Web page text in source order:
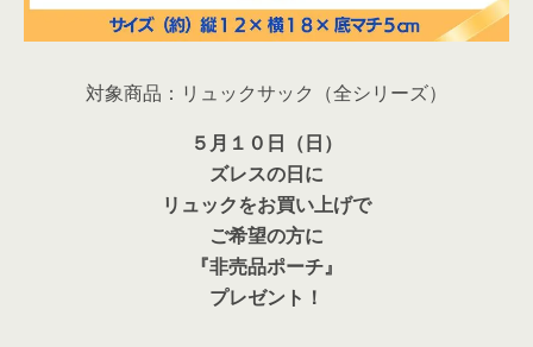
対象商品：リュックサック（全シリーズ）
５月１０日（日）
ズレスの日に
リュックをお買い上げで
ご希望の方に
『非売品ポーチ』
プレゼント！